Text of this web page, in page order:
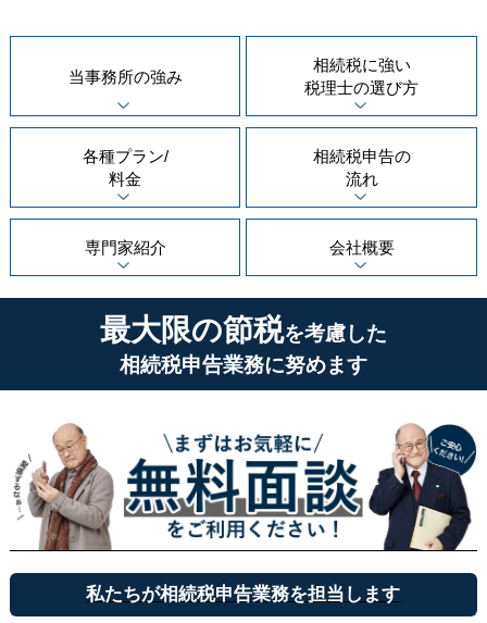
当事務所の強み
相続税に強い
税理士の選び方
各種プラン/
料金
相続税申告の
流れ
専門家紹介 会社概要
最大限の節税を考慮した
相続税申告業務に努めます
私たちが相続税申告業務を担当します